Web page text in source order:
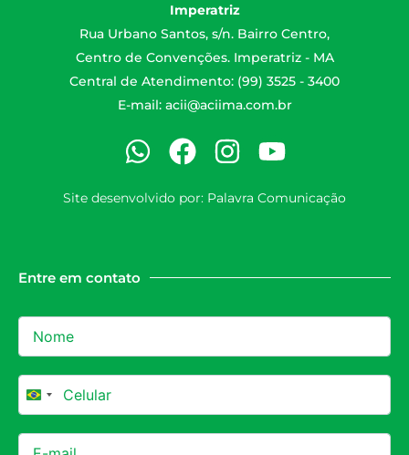
Imperatriz
Rua Urbano Santos, s/n. Bairro Centro,
Centro de Convenções. Imperatriz - MA
Central de Atendimento: (99) 3525 - 3400
E-mail: acii@aciima.com.br
Site desenvolvido por: Palavra Comunicação
Entre em contato
Brazil +55